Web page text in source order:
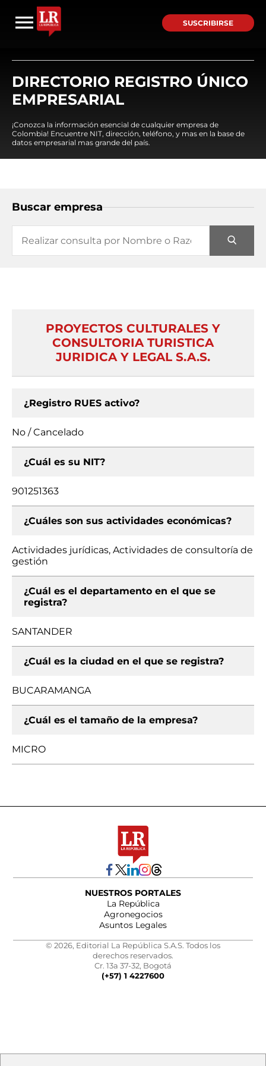
SUSCRIBIRSE
DIRECTORIO REGISTRO ÚNICO
EMPRESARIAL
¡Conozca la información esencial de cualquier empresa de
Colombia! Encuentre NIT, dirección, teléfono, y mas en la base de
datos empresarial mas grande del país.
Buscar empresa
PROYECTOS CULTURALES Y
CONSULTORIA TURISTICA
JURIDICA Y LEGAL S.A.S.
¿Registro RUES activo?
No / Cancelado
¿Cuál es su NIT?
901251363
¿Cuáles son sus actividades económicas?
Actividades jurídicas, Actividades de consultoría de
gestión
¿Cuál es el departamento en el que se
registra?
SANTANDER
¿Cuál es la ciudad en el que se registra?
BUCARAMANGA
¿Cuál es el tamaño de la empresa?
MICRO
NUESTROS PORTALES
La República
Agronegocios
Asuntos Legales
© 2026, Editorial La República S.A.S. Todos los
derechos reservados.
Cr. 13a 37-32, Bogotá
(+57) 1 4227600